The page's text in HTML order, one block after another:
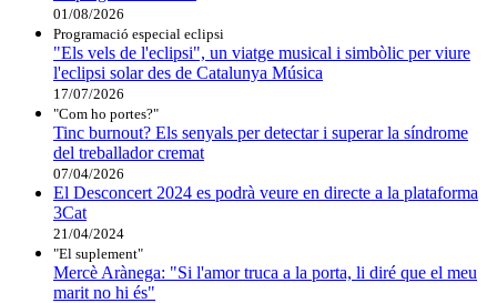
01/08/2026
Programació especial eclipsi
"Els vels de l'eclipsi", un viatge musical i simbòlic per viure
l'eclipsi solar des de Catalunya Música
17/07/2026
"Com ho portes?"
Tinc burnout? Els senyals per detectar i superar la síndrome
del treballador cremat
07/04/2026
El Desconcert 2024 es podrà veure en directe a la plataforma
3Cat
21/04/2024
"El suplement"
Mercè Arànega: "Si l'amor truca a la porta, li diré que el meu
marit no hi és"